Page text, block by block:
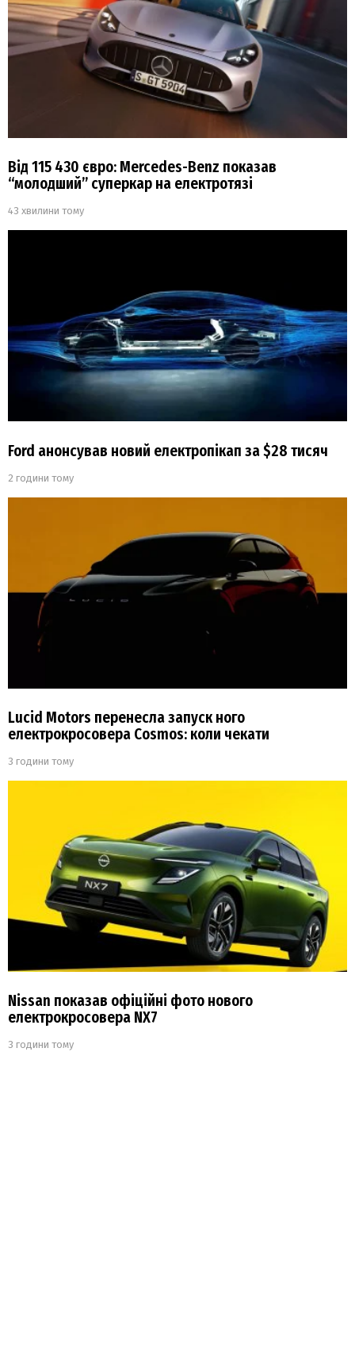
Від 115 430 євро: Mercedes-Benz показав
“молодший” суперкар на електротязі
43 хвилини тому
Ford анонсував новий електропікап за $28 тисяч
2 години тому
Lucid Motors перенесла запуск ного
електрокросовера Cosmos: коли чекати
3 години тому
Nissan показав офіційні фото нового
електрокросовера NX7
3 години тому